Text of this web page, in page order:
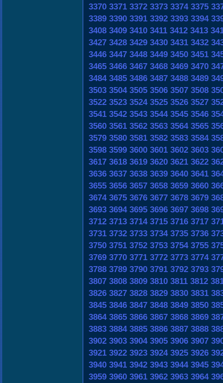
3370 3371 3372 3373 3374 3375
3389 3390 3391 3392 3393 3394
3408 3409 3410 3411 3412 3413
3427 3428 3429 3430 3431 3432
3446 3447 3448 3449 3450 3451
3465 3466 3467 3468 3469 3470
3484 3485 3486 3487 3488 3489
3503 3504 3505 3506 3507 3508
3522 3523 3524 3525 3526 3527
3541 3542 3543 3544 3545 3546
3560 3561 3562 3563 3564 3565
3579 3580 3581 3582 3583 3584
3598 3599 3600 3601 3602 3603
3617 3618 3619 3620 3621 3622
3636 3637 3638 3639 3640 3641
3655 3656 3657 3658 3659 3660
3674 3675 3676 3677 3678 3679
3693 3694 3695 3696 3697 3698
3712 3713 3714 3715 3716 3717
3731 3732 3733 3734 3735 3736
3750 3751 3752 3753 3754 3755
3769 3770 3771 3772 3773 3774
3788 3789 3790 3791 3792 3793
3807 3808 3809 3810 3811 3812
3826 3827 3828 3829 3830 3831
3845 3846 3847 3848 3849 3850
3864 3865 3866 3867 3868 3869
3883 3884 3885 3886 3887 3888
3902 3903 3904 3905 3906 3907
3921 3922 3923 3924 3925 3926
3940 3941 3942 3943 3944 3945
3959 3960 3961 3962 3963 3964